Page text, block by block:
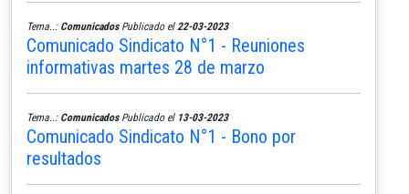
Tema..: ComunicadosPublicado el 22-03-2023
Comunicado Sindicato N°1 - Reuniones
informativas martes 28 de marzo
Tema..: ComunicadosPublicado el 13-03-2023
Comunicado Sindicato N°1 - Bono por
resultados